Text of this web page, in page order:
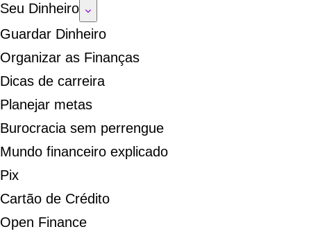
Seu Dinheiro
Guardar Dinheiro
Organizar as Finanças
Dicas de carreira
Planejar metas
Burocracia sem perrengue
Mundo financeiro explicado
Pix
Cartão de Crédito
Open Finance